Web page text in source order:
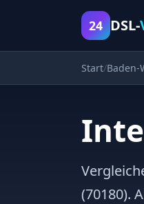
24 DSL-
Start
(70180).